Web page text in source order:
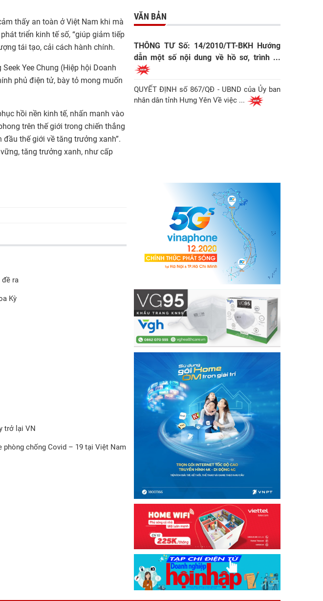
thấy an toàn ở Việt Nam khi mà
triển kinh tế số, “giúp giảm tiếp
tái tạo, cải cách hành chính.
Yee Chung (Hiệp hội Doanh
phủ điện tử, bày tỏ mong muốn
hồi nền kinh tế, nhấn manh vào
trên thế giới trong chiến thắng
thế giới về tăng trưởng xanh”.
tăng trưởng xanh, như cấp
đề ra
Kỳ
trở lại VN
phòng chống Covid – 19 tại Việt Nam
VĂN BẢN
THÔNG TƯ Số: 14/2010/TT-BKH Hướng
dẫn một số nội dung về hồ sơ, trình ...
QUYẾT ĐỊNH số 867/QĐ - UBND của Ủy ban
nhân dân tỉnh Hưng Yên Về việc ...